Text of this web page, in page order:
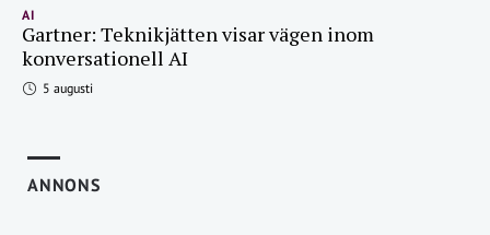
AI
Gartner: Teknikjätten visar vägen inom
konversationell AI
5 augusti
ANNONS